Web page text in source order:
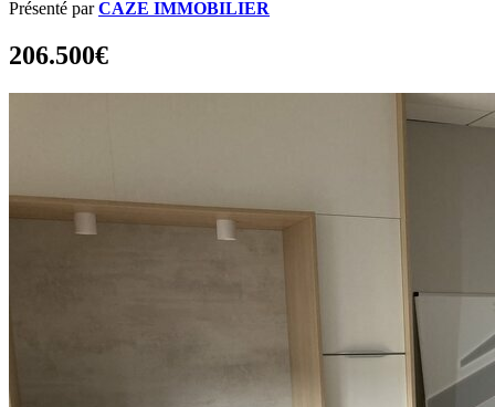
Présenté parCAZE IMMOBILIER
206.500€